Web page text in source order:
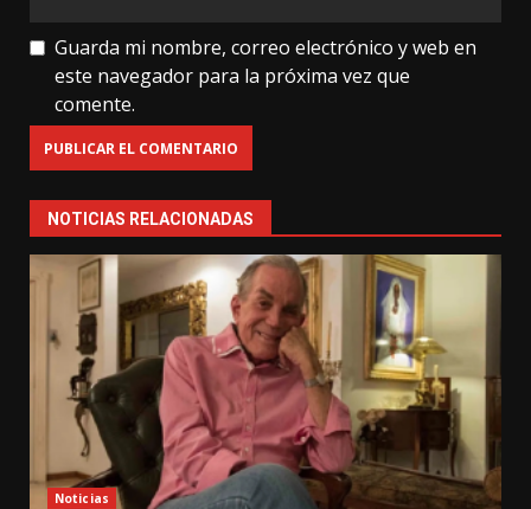
Guarda mi nombre, correo electrónico y web en
este navegador para la próxima vez que
comente.
NOTICIAS RELACIONADAS
Noticias